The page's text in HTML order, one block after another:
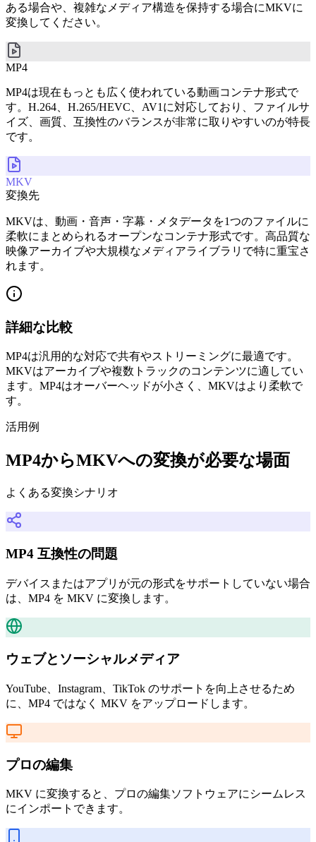
ある場合や、複雑なメディア構造を保持する場合にMKVに
変換してください。
MP4
MP4は現在もっとも広く使われている動画コンテナ形式で
す。H.264、H.265/HEVC、AV1に対応しており、ファイルサ
イズ、画質、互換性のバランスが非常に取りやすいのが特長
です。
MKV
変換先
MKVは、動画・音声・字幕・メタデータを1つのファイルに
柔軟にまとめられるオープンなコンテナ形式です。高品質な
映像アーカイブや大規模なメディアライブラリで特に重宝さ
れます。
詳細な比較
MP4は汎用的な対応で共有やストリーミングに最適です。
MKVはアーカイブや複数トラックのコンテンツに適してい
ます。MP4はオーバーヘッドが小さく、MKVはより柔軟で
す。
活用例
MP4からMKVへの変換が必要な場面
よくある変換シナリオ
MP4 互換性の問題
デバイスまたはアプリが元の形式をサポートしていない場合
は、MP4 を MKV に変換します。
ウェブとソーシャルメディア
YouTube、Instagram、TikTok のサポートを向上させるため
に、MP4 ではなく MKV をアップロードします。
プロの編集
MKV に変換すると、プロの編集ソフトウェアにシームレス
にインポートできます。